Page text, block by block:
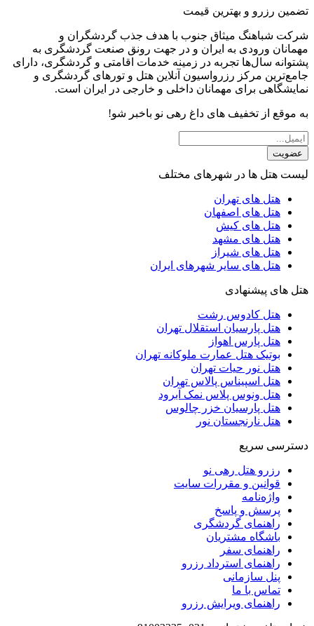
تضمین رزرو و بهترین قیمت
شرکت شباهنگ میثاق جنوب با هدف جذب گردشگران و
مهمانان ورودی به ایران و در جهت رونق صنعت گردشگری به
پشتوانه سال‌ها تجربه در زمینه خدمات اقامتی و گردشگری، دارای
جامع‌ترین مرکز رزرواسیون آنلاین هتل و تورهای گردشگری و
نمایشگاهی برای مهمانان داخلی و خارجی در ایران است.
به موقع از تخفیف های داغ رهی نو باخبر شو!
عضویت
لیست هتل ها در شهرهای مختلف
هتل های تهران
هتل های اصفهان
هتل های کیش
هتل های مشهد
هتل های شیراز
هتل های سایر شهرهای ایران
هتل های پیشنهادی
هتل کادوس رشت
هتل پارسیان استقلال تهران
هتل پارس اهواز
بوتیک هتل عمارت ملوکانه تهران
هتل نور حیات تهران
هتل اسپیناس پالاس تهران
هتل ونوس پلاس نمک آبرود
هتل پارسیان خزر چالوس
هتل نارنجستان نور
دسترسی سریع
رزرو هتل رهی نو
قوانین و مقررات سایت
واژه‌نامه
پرسش و پاسخ
راهنمای گردشگری
باشگاه مشتریان
راهنمای سفر
راهنمای استرداد رزرو
پنل سازمانی
تماس با ما
راهنمای ویرایش رزرو